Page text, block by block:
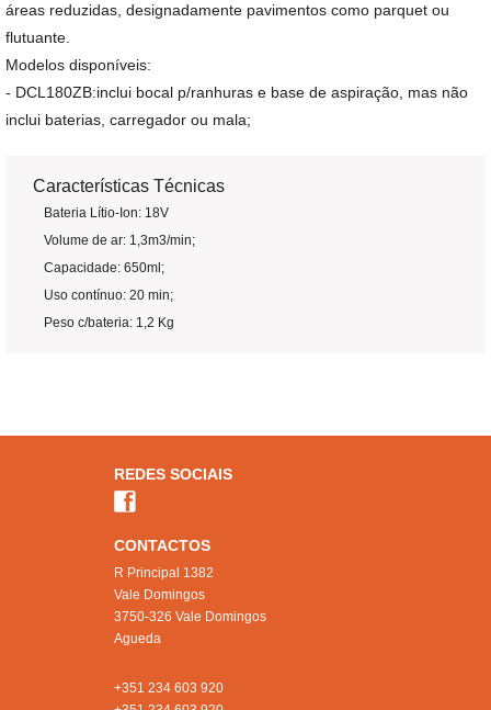
áreas reduzidas, designadamente pavimentos como parquet ou
flutuante.
Modelos disponíveis:
- DCL180ZB:inclui bocal p/ranhuras e base de aspiração, mas não
inclui baterias, carregador ou mala;
Características Técnicas
Bateria Lítio-Ion: 18V
Volume de ar: 1,3m3/min;
Capacidade: 650ml;
Uso contínuo: 20 min;
Peso c/bateria: 1,2 Kg
REDES SOCIAIS
CONTACTOS
R Principal 1382
Vale Domingos
3750-326 Vale Domingos
Agueda
+351 234 603 920